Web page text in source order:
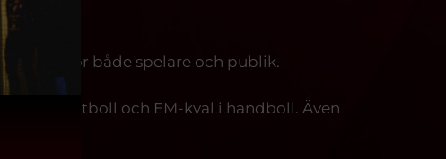
för både spelare och publik.
EM i fotboll och EM-kval i handboll. Även